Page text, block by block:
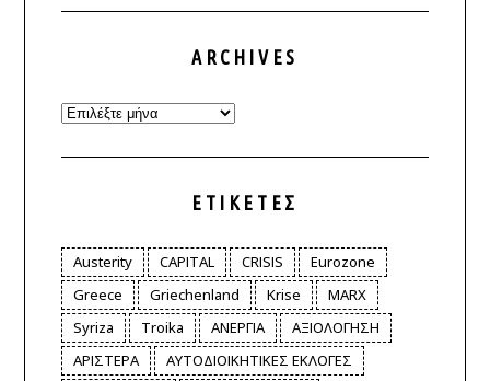
ARCHIVES
Archives
ΕΤΙΚΈΤΕΣ
Austerity CAPITAL CRISIS
Eurozone
Greece
Griechenland Krise
MARX
Syriza
Troika ΑΝΕΡΓΙΑ
ΑΞΙΟΛΟΓΗΣΗ
ΑΡΙΣΤΕΡΑ
ΑΥΤΟΔΙΟΙΚΗΤΙΚΕΣ ΕΚΛΟΓΕΣ